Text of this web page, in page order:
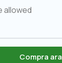
allowed
Compra ara